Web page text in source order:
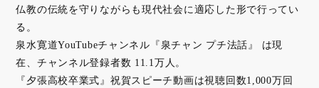
仏教の伝統を守りながらも現代社会に適応した形で行ってい
る。
泉水寛道YouTubeチャンネル『泉チャン プチ法話』 は現
在、チャンネル登録者数 11.1万人。
『夕張高校卒業式』祝賀スピーチ動画は視聴回数1,000万回